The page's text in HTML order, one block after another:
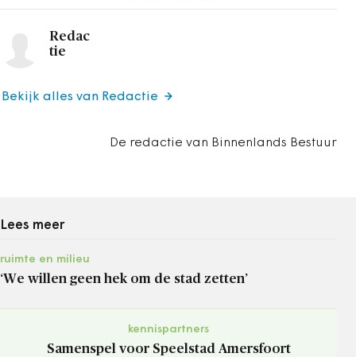
Redac
tie
De redactie van Binnenlands Bestuur
Bekijk alles van Redactie
Lees meer
ruimte en milieu
‘We willen geen hek om de stad zetten’
kennispartners
Samenspel voor Speelstad Amersfoort